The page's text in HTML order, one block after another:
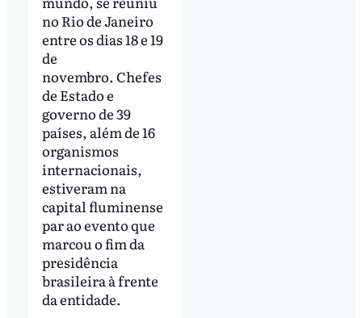
no Rio de Janeiro
entre os dias 18 e 19
de
novembro. Chefes
de Estado e
governo de 39
países, além de 16
organismos
internacionais,
estiveram na
capital fluminense
par ao evento que
marcou o fim da
presidência
brasileira à frente
da entidade.